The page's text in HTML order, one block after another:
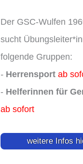
Der GSC-Wulfen
sucht
folgende Gruppen:
- Herrensport ab
- Helferinnen für
ab sofort
weitere Infos